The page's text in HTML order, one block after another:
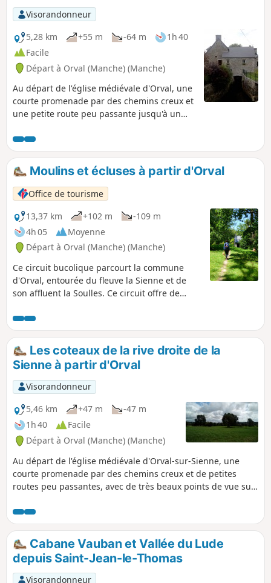
Visorandonneur
5,28 km
+55 m -64 m
1h 40
Facile
Départ à Orval (Manche) (Manche)
Au départ de l'église médiévale d'Orval, une
courte promenade par des chemins creux et
une petite route peu passante jusqu'à un
Moulins et écluses à partir d'Orval
Office de tourisme
13,37 km
+102 m
-109 m
4h 05
Moyenne
Départ à Orval (Manche) (Manche)
Ce circuit bucolique parcourt la commune
d'Orval, entourée du fleuve la Sienne et de
son affluent la Soulles. Ce circuit offre de
de Coutances et permet la découverte d'une
nature préservée et riche.
Les coteaux de la rive droite de la
Sienne à partir d'Orval
Visorandonneur
5,46 km
+47 m
-47 m
1h 40
Facile
Départ à Orval (Manche) (Manche)
Au départ de l'église médiévale d'Orval-sur-Sienne, une
courte promenade par des chemins creux et de petites
routes peu passantes, avec de très beaux points de vue sur
Cabane Vauban et Vallée du Lude
depuis Saint-Jean-le-Thomas
Visorandonneur